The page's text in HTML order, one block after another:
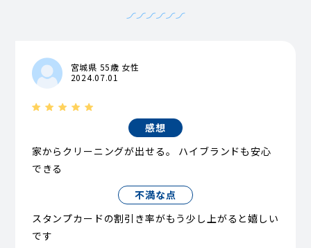
宮城県 55歳 女性
2024.07.01
感想
家からクリーニングが出せる。 ハイブランドも安心
できる
不満な点
スタンプカードの割引き率がもう少し上がると嬉しい
です